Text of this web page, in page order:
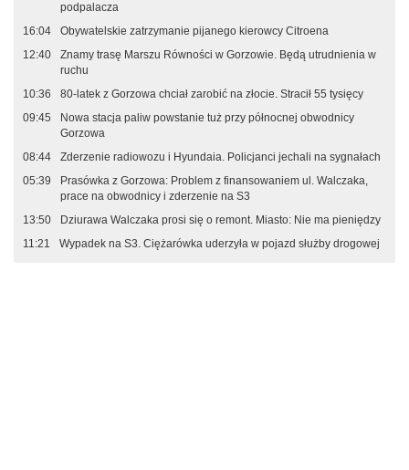
podpalacza
16:04
Obywatelskie zatrzymanie pijanego kierowcy Citroena
12:40
Znamy trasę Marszu Równości w Gorzowie. Będą utrudnienia w
ruchu
10:36
80-latek z Gorzowa chciał zarobić na złocie. Stracił 55 tysięcy
09:45
Nowa stacja paliw powstanie tuż przy północnej obwodnicy
Gorzowa
08:44
Zderzenie radiowozu i Hyundaia. Policjanci jechali na sygnałach
05:39
Prasówka z Gorzowa: Problem z finansowaniem ul. Walczaka,
prace na obwodnicy i zderzenie na S3
13:50
Dziurawa Walczaka prosi się o remont. Miasto: Nie ma pieniędzy
11:21
Wypadek na S3. Ciężarówka uderzyła w pojazd służby drogowej